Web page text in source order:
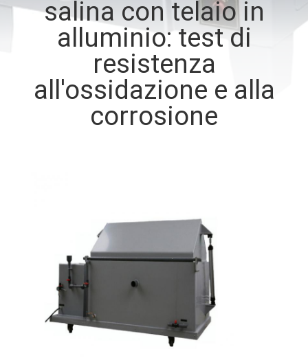
CONTROLLO
CONTATTICI
POLITICA
salina con telaio in
alluminio: test di
resistenza
all'ossidazione e alla
corrosione